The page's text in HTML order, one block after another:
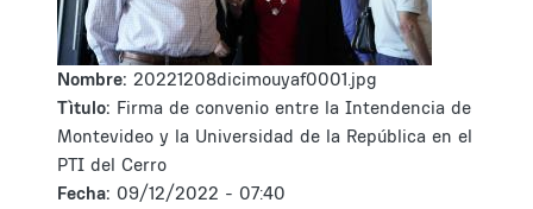
Nombre: 20221208dicimouyaf0001.jpg
Tìtulo: Firma de convenio entre la Intendencia de
Montevideo y la Universidad de la República en el
PTI del Cerro
Fecha: 09/12/2022 - 07:40